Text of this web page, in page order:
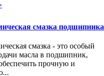
смазка подшипника
смазка - это особый
масла в подшипник,
прочную и